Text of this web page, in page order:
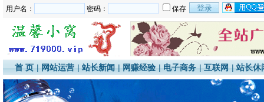
用户名： 密码： 保存
首 页 |网站运营 |站长新闻 |网赚经验 |电子商务 |互联网 |站长休